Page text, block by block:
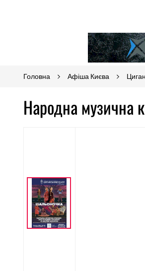
Головна Афіша Києва
Народна музична